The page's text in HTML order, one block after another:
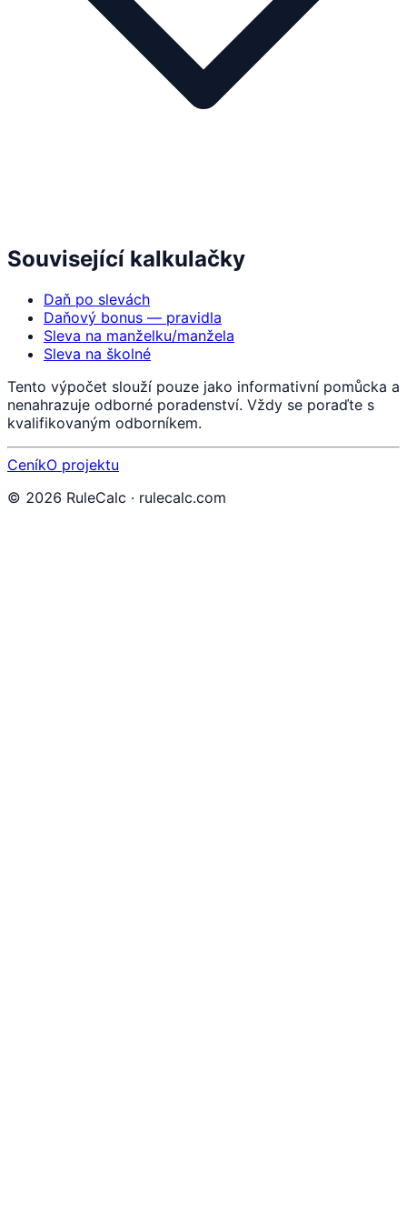
Související kalkulačky
Daň po slevách
Daňový bonus — pravidla
Sleva na manželku/manžela
Sleva na školné
Tento výpočet slouží pouze jako informativní pomůcka a
nenahrazuje odborné poradenství. Vždy se poraďte s
kvalifikovaným odborníkem.
CeníkO projektu
© 2026 RuleCalc · rulecalc.com